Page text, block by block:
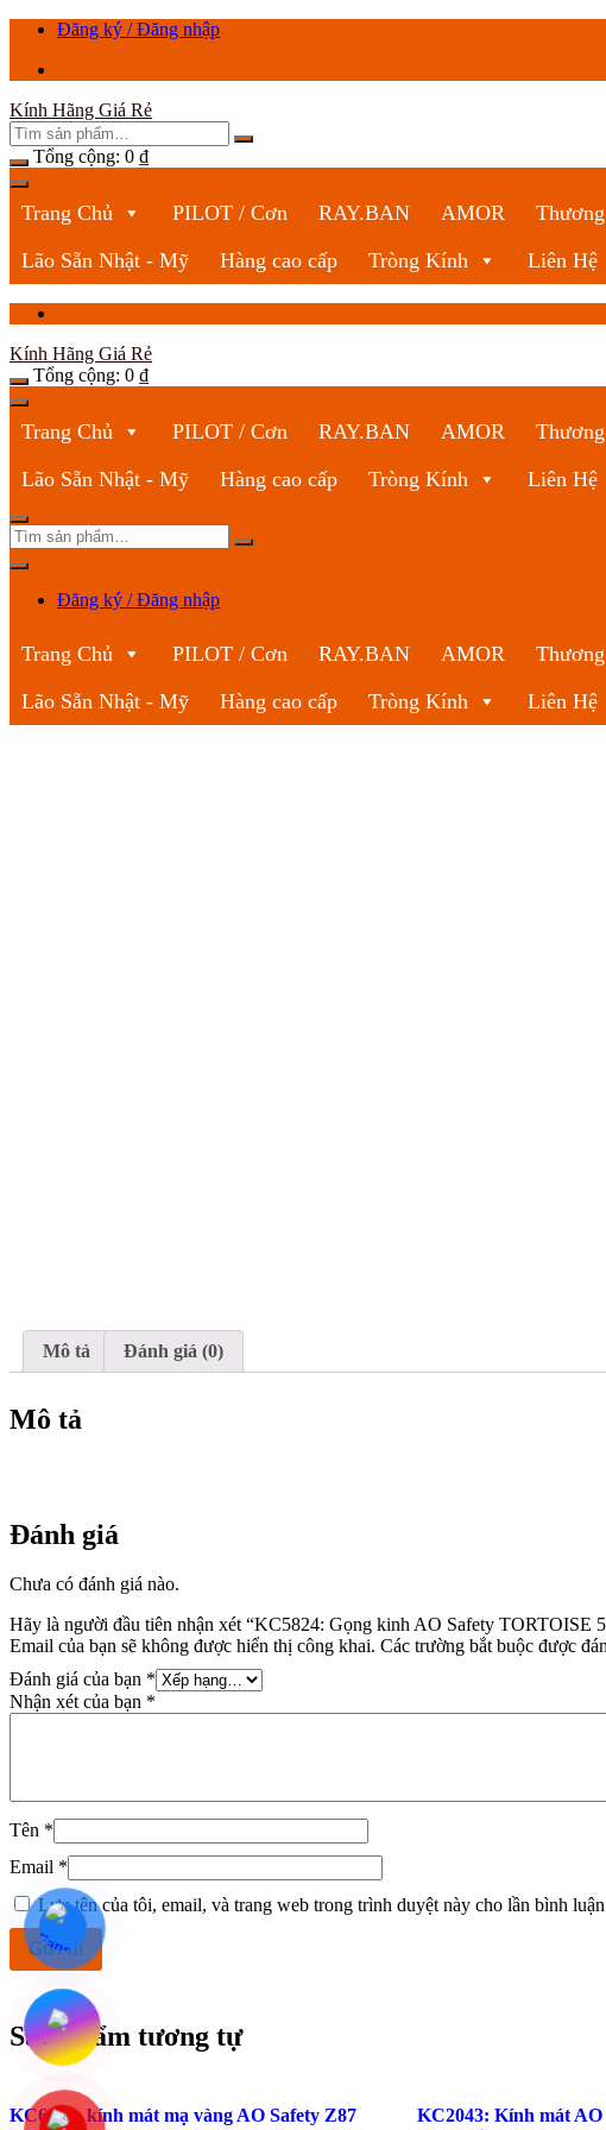
ChuyểnĐăng ký / Đăng nhập
Kính Hãng Giá Rẻ
Tổng cộng: 0 ₫
Trang Chủ PILOT / Cơn RAY.BAN AMOR
Lão Sẵn Nhật - Mỹ
Hàng cao cấp Tròng Kính Liên Hệ
Kính Hãng Giá Rẻ
Tổng cộng: 0 ₫
Trang Chủ PILOT / Cơn RAY.BAN AMOR
Lão Sẵn Nhật - Mỹ
Hàng cao cấp Tròng Kính Liên Hệ
Đăng ký / Đăng nhập
Trang Chủ PILOT / Cơn RAY.BAN AMOR
Lão Sẵn Nhật - Mỹ
Hàng cao cấp Tròng Kính Liên Hệ
Mô tả Đánh giá (0)
Mô tả
Đánh giá
Chưa có đánh giá nào.
Hãy là người đầu tiên nhận xét “KC5824: Gọng kinh AO Safety TORTOISE
Email của bạn sẽ không được hiển thị công khai. Các trường bắt buộc được
Đánh giá của bạn *
Nhận xét của bạn *
Tên *
Email *
Lưu tên của tôi, email, và trang web trong trình duyệt này cho lần bình
Sản phẩm tương tự
KC6036: kính mát mạ vàng AO Safety Z87
KC2043: Kính mát AO